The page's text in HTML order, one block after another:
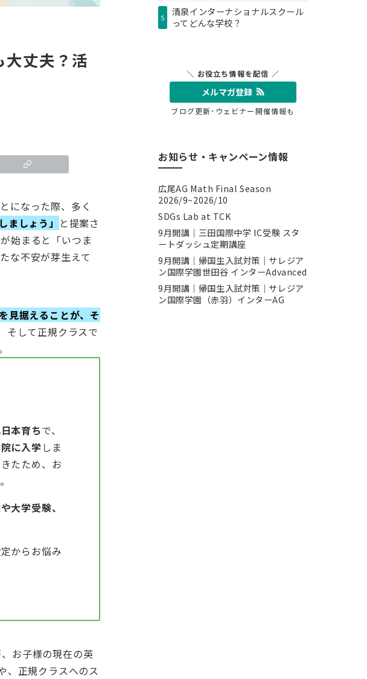
大丈夫？活
になった際、多く
ましょう」 と提案さ
始まると「いつま
な不安が芽生えて
見据えることが、そ
そして正規クラスで
本育ちで、
に入学しま
たため、お
大学受験、
からお悩み
お子様の現在の英
、正規クラスへのス
5
清泉インターナショナルスクール
ってどんな学校？
＼ お役立ち情報を配信 ／
メルマガ登録
ブログ更新･ウェビナー開催情報も
お知らせ・キャンペーン情報
広尾AG Math Final Season
2026/9~2026/10
SDGs Lab at TCK
9月開講｜三田国際中学 IC受験 スタ
ートダッシュ定期講座
9月開講｜帰国生入試対策｜サレジア
ン国際学園世田谷 インターAdvanced
9月開講｜帰国生入試対策｜サレジア
ン国際学園（赤羽）インターAG